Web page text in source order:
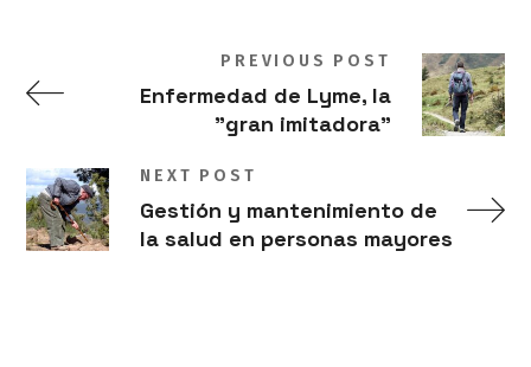
PREVIOUS POST
Enfermedad de Lyme, la
"gran imitadora"
NEXT POST
Gestión y mantenimiento de
la salud en personas mayores